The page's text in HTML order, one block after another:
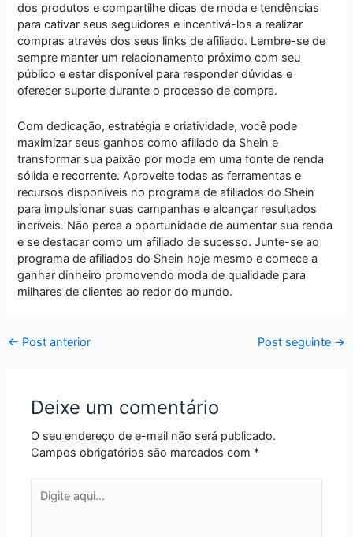
dos produtos e compartilhe dicas de moda e tendências
para cativar seus seguidores e incentivá-los a realizar
compras através dos seus links de afiliado. Lembre-se de
sempre manter um relacionamento próximo com seu
público e estar disponível para responder dúvidas e
oferecer suporte durante o processo de compra.
Com dedicação, estratégia e criatividade, você pode
maximizar seus ganhos como afiliado da Shein e
transformar sua paixão por moda em uma fonte de renda
sólida e recorrente. Aproveite todas as ferramentas e
recursos disponíveis no programa de afiliados do Shein
para impulsionar suas campanhas e alcançar resultados
incríveis. Não perca a oportunidade de aumentar sua renda
e se destacar como um afiliado de sucesso. Junte-se ao
programa de afiliados do Shein hoje mesmo e comece a
ganhar dinheiro promovendo moda de qualidade para
milhares de clientes ao redor do mundo.
← Post anterior Post seguinte →
Deixe um comentário
O seu endereço de e-mail não será publicado.
Campos obrigatórios são marcados com *
aqui...